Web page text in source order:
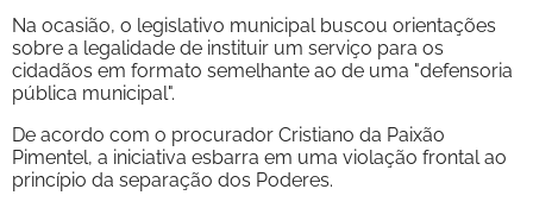
Na ocasião, o legislativo municipal buscou orientações
sobre a legalidade de instituir um serviço para os
cidadãos em formato semelhante ao de uma "defensoria
pública municipal".
De acordo com o procurador Cristiano da Paixão
Pimentel, a iniciativa esbarra em uma violação frontal ao
princípio da separação dos Poderes.